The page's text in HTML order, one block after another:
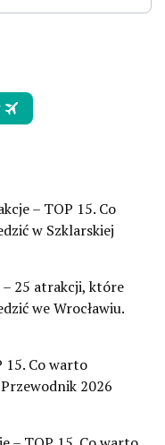
– TOP 15. Co
w Szklarskiej
– 25 atrakcji, które
we Wrocławiu.
15. Co warto
2026